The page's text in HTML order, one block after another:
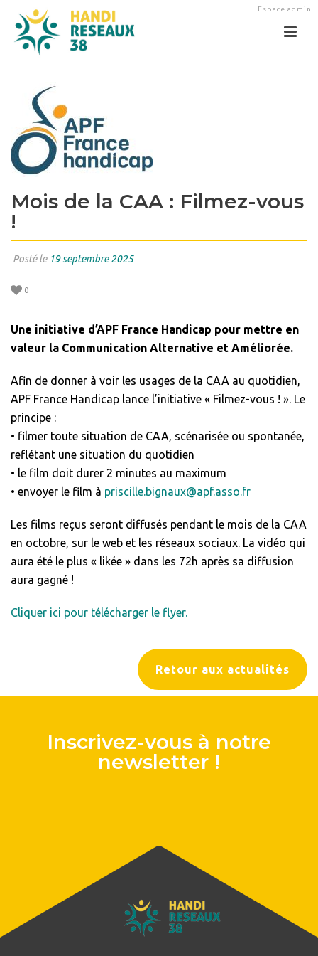
Espace admin
Mois de la CAA : Filmez-vous
!
Posté le 19 septembre 2025
0
Retour aux actualités
Une initiative d’APF France Handicap pour mettre en
valeur la Communication Alternative et Améliorée.
Afin de donner à voir les usages de la CAA au quotidien,
APF France Handicap lance l’initiative « Filmez-vous ! ». Le
principe :
• filmer toute situation de CAA, scénarisée ou spontanée,
reflétant une situation du quotidien
• le film doit durer 2 minutes au maximum
• envoyer le film à priscille.bignaux@apf.asso.fr
Les films reçus seront diffusés pendant le mois de la CAA
en octobre, sur le web et les réseaux sociaux. La vidéo qui
aura été le plus « likée » dans les 72h après sa diffusion
aura gagné !
Cliquer ici pour télécharger le flyer.
Inscrivez-vous à notre
newsletter !